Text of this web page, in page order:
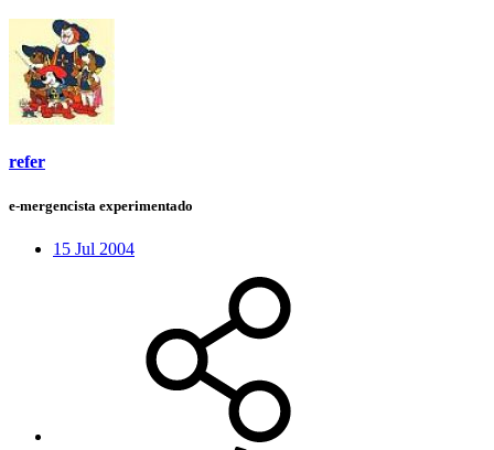
refer
e-mergencista experimentado
15 Jul 2004